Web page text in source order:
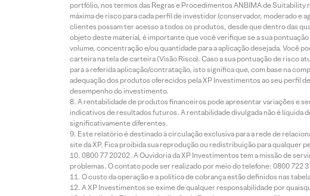
portfólio, nos termos das Regras e Procedimentos ANBIMA de
máxima de risco para cada perfil de investidor (conservador, moderado e
clientes possam ter acesso a todos os produtos, desde que dentro das
objeto deste material, é importante que você verifique se a sua
volume, concentração e/ou quantidade para a aplicação desejada. Você
carteira na tela de carteira (Visão Risco). Caso a sua pontuação de risco
para a referida aplicação/contratação, isto significa que, com base na
adequação dos produtos oferecidos pela XP Investimentos ao seu perfil
desempenho do investimento.
A rentabilidade de produtos financeiros pode apresentar variações e
indicativos de resultados futuros. A rentabilidade divulgada não é líquida
significativamente diferentes.
Este relatório é destinado à circulação exclusiva para a rede de
site da XP. Fica proibida sua reprodução ou redistribuição para qualquer
0800 77 20202. A Ouvidoria da XP Investimentos tem a missão de
problemas. O contato pode ser realizado por meio do telefone: 0800 722
O custo da operação e a política de cobrança estão definidos nas
A XP Investimentos se exime de qualquer responsabilidade por